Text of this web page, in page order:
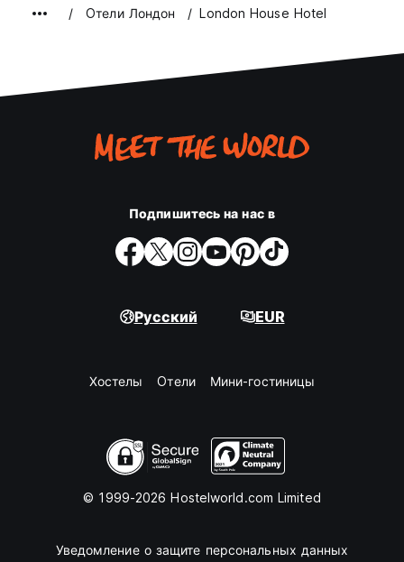
Oтели Лондон London House Hotel
Подпишитесь на нас в
Русский EUR
Хостелы Oтели Мини-гостиницы
© 1999-2026 Hostelworld.com Limited
Уведомление о защите персональных данных